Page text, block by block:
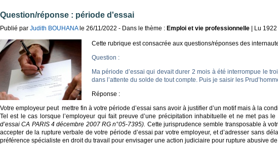
Question/réponse : période d'essai
Publié par Judith BOUHANAle 26/11/2022 - Dans le thème : Emploi et vie professionnelle | Lu 1922
Cette rubrique est consacrée aux questions/réponses des
Question :
Ma période d’essai qui devait durer 2 mois à été interrompue le
dans l’attente du solde de tout compte. Puis je saisir les
Réponse :
Votre employeur peut mettre fin à votre période d’essai sans avoir à justifier d’un motif mais à la
Tel est le cas lorsque l’employeur qui fait preuve d’une précipitation inhabituelle et ne met pas
d’essaiCA PARIS 4 décembre 2007 RG n°05-7395). Cette jurisprudence semble transposable à
accepter de la rupture verbale de votre période d’essai par votre employeur, et d’adresser sans
préférence spécialiste en droit du travail pour envisager une action judiciaire pour rupture abusive